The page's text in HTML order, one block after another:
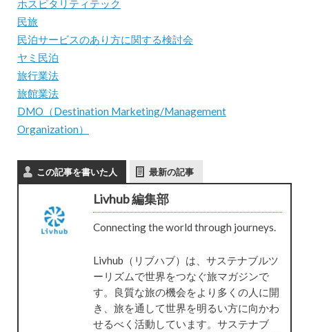
ホスピタリティテック
民旅
民泊サービスのあり方に関する検討会
ヤミ民泊
旅行業法
旅館業法
DMO（Destination Marketing/Management
Organization）
この記事を書いた人 最新の記事
Livhub 編集部
Connecting the world through journeys.
Livhub（リブハブ）は、サステナブルツ
ーリズムで世界をつなぐ旅マガジンで
す。良質な旅の機会をより多くの人に開
き、旅を通して世界を明るい方に向かわ
せるべく活動しています。サステナブ